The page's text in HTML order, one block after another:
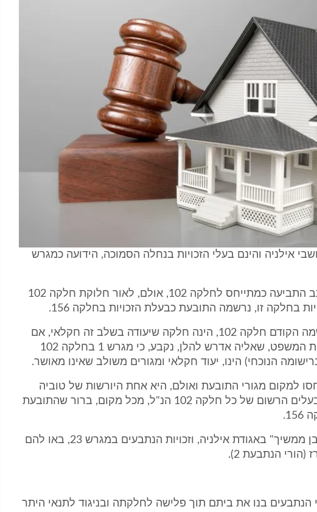
אילניה והינם בעלי הזכויות בנחלה הסמוכה, הידועה כמגרש
4. בתחילה, הוגש כתב התביעה כמתייחס לחלקה 102, אולם, לאור חלוקת חלקה 102
בחלקה זו, נרשמה התובעת כבעלת הזכויות בחלקה 156.
5. חלקה 156, או בשמה הקודם חלקה 102, הינה חלקה שיעודה בשלב זה חקלאי, אם
כי, בחוו"ד מומחה בית המשפט, שאליה אדרש להלן, נקבע, כי מגרש 1 בחלקה 102
למקום מגורי התובעת ואולם, היא אחת היורשות של טוביה
שמואלי ז"ל שהיה הבעלים הרשום של כל חלקה 102 הנ"ל, מכל מקום, ברור שהתובעת
7. הנתבעת 2 הינה "בן ממשיך" באגודת אילניה, וזכויות הנתבעים במגרש 23, באו להם
הנתבעת 2).
הנתבעים בנו את ביתם תוך פלישה לחלקתה ובניגוד לתנאי היתר